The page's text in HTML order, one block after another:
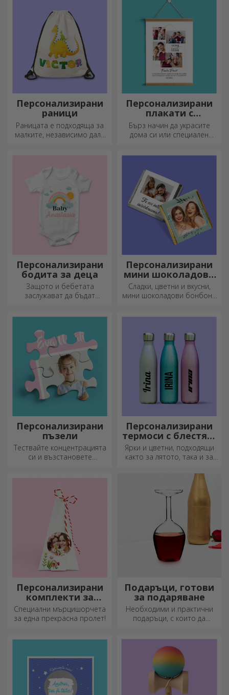
Персонализирани
раници
Раницата е подходяща за
малките, независимо дали
добре подхожда на вашето
Персонализирани
плакати с
закачалки
Бърз начин да украсите
дома си или специален
Персонализирани
бодита за деца
Защото и бебетата
заслужават да бъдат
Персонализирани
мини шоколадови
бонбони
Сладки, цветни и вкусни,
мини шоколадови бонбони
на шоколада.
Персонализирани
пъзели
Тествайте концентрацията
си и възстановете
Персонализирани
термоси с блестящ
дизайн
Ярки и цветни, подходящи
както за лятото, така и за
за персонализиране и
можете да ги носите
навсякъде с вас!
Персонализирани
комплекти за
засаждане на
пирамидални
цветя
Специални мърцишорчета
за една прекрасна пролет!
Подаръци, готови
за подаряване
Необходими и практични
подаръци, с които да
Изберете първокласни
подаръци с бърза доставка,
независимо от повода!